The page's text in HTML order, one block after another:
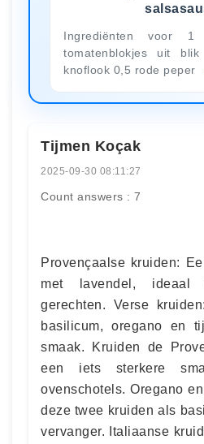
Ingrediënten voor
tomatenblokjes uit
knoflook 0,5 rode peper
Tijmen Koçak
2025-09-30 08:11:27
Count answers : 7
Provençaalse kruiden:
met lavendel, ideaal
gerechten. Verse
basilicum, oregano en
smaak. Kruiden de
een iets sterkere
ovenschotels. Oregano
deze twee kruiden als
vervanger. Italiaanse